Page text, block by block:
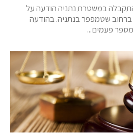
במשטרת נתניה הודעה על
שטמפפר בנתניה. בהודעה
פעמים...